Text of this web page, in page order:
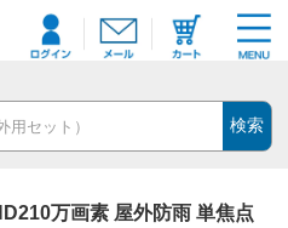
検索
万画素 屋外防雨 単焦点